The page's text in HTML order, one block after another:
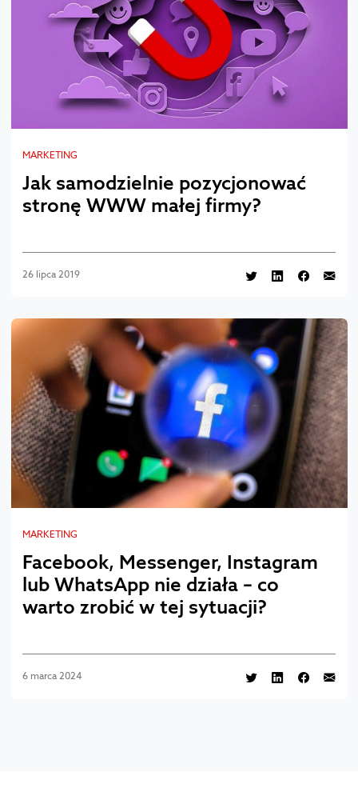
MARKETING
Jak samodzielnie pozycjonować
stronę WWW małej firmy?
26 lipca 2019
MARKETING
Facebook, Messenger, Instagram
lub WhatsApp nie działa – co
warto zrobić w tej sytuacji?
6 marca 2024